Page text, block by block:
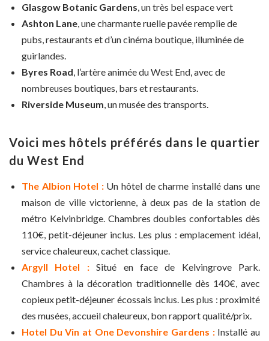
Glasgow Botanic Gardens, un très bel espace vert
Ashton Lane, une charmante ruelle pavée remplie de
pubs, restaurants et d’un cinéma boutique, illuminée de
guirlandes.
Byres Road, l’artère animée du West End, avec de
nombreuses boutiques, bars et restaurants.
Riverside Museum, un musée des transports.
Voici mes hôtels préférés dans le quartier
du West End
The Albion Hotel :Un hôtel de charme installé dans une
maison de ville victorienne, à deux pas de la station de
métro Kelvinbridge. Chambres doubles confortables dès
110€, petit-déjeuner inclus. Les plus : emplacement idéal,
service chaleureux, cachet classique.
Argyll Hotel :Situé en face de Kelvingrove Park.
Chambres à la décoration traditionnelle dès 140€, avec
copieux petit-déjeuner écossais inclus. Les plus : proximité
des musées, accueil chaleureux, bon rapport qualité/prix.
Hotel Du Vin at One Devonshire Gardens :Installé au